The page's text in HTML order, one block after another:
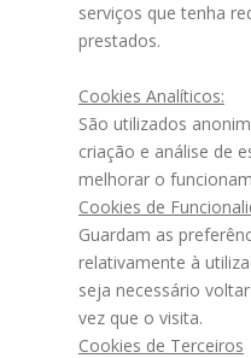
serviços que tenha
prestados.
Cookies Analíticos:
São utilizados
criação e análise de
melhorar o
Cookies de
Guardam as
relativamente à
seja necessário
vez que o visita.
Cookies de Terceiros